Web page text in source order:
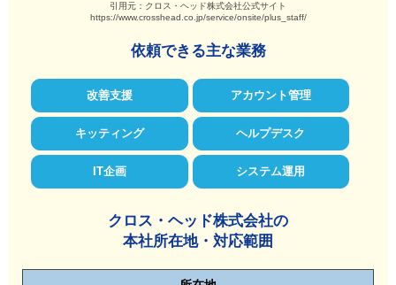
引用元：クロス・ヘッド株式会社公式サイト
https://www.crosshead.co.jp/service/onsite/plus_staff/
依頼できる主な業務
改善支援 アカウント管理
キッティング ヘルプデスク
IT企画 システム運用
クロス・ヘッド株式会社の
本社所在地・対応範囲